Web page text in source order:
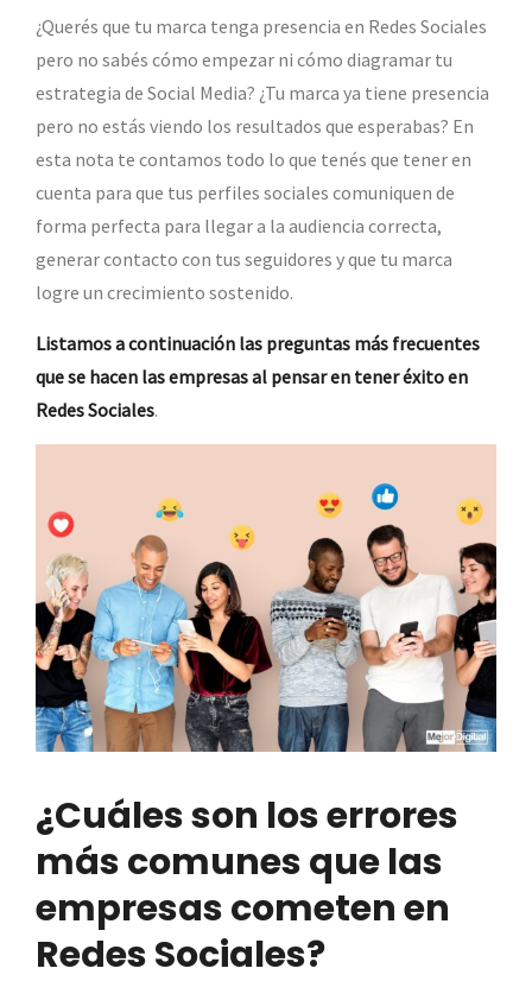
¿Querés que tu marca tenga presencia en Redes Sociales
pero no sabés cómo empezar ni cómo diagramar tu
estrategia de Social Media? ¿Tu marca ya tiene presencia
pero no estás viendo los resultados que esperabas? En
esta nota te contamos todo lo que tenés que tener en
cuenta para que tus perfiles sociales comuniquen de
forma perfecta para llegar a la audiencia correcta,
generar contacto con tus seguidores y que tu marca
logre un crecimiento sostenido.
Listamos a continuación las preguntas más frecuentes
que se hacen las empresas al pensar en tener éxito en
Redes Sociales.
¿Cuáles son los errores
más comunes que las
empresas cometen en
Redes Sociales?